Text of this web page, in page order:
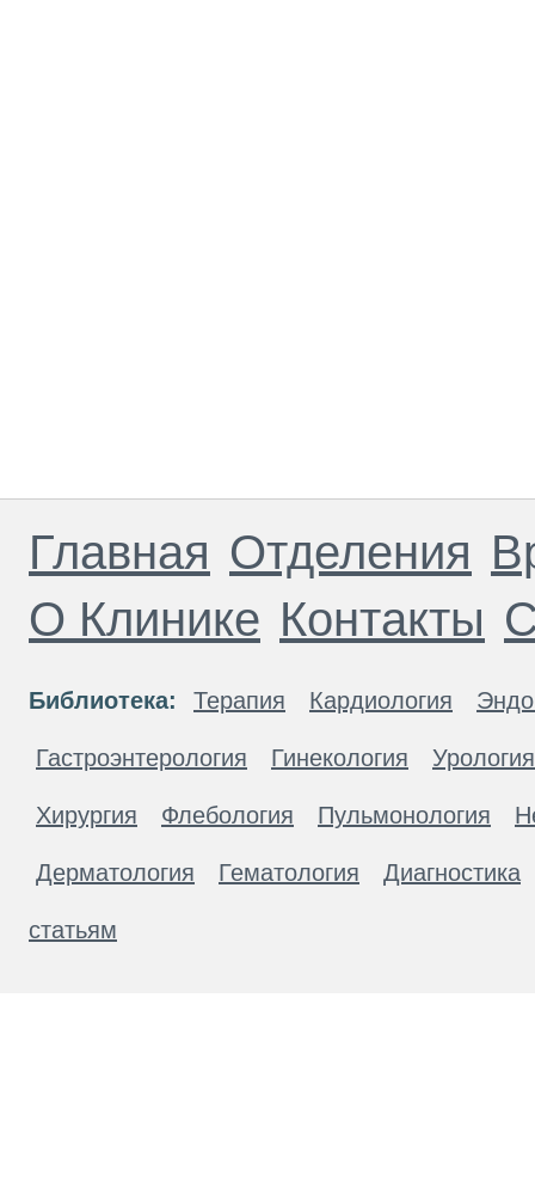
Главная Отделения
О Клинике Контакты
Библиотека: Терапия Кардиология
Гастроэнтерология Гинекология Урология
Хирургия Флебология Пульмонология
Дерматология Гематология Диагностика
статьям